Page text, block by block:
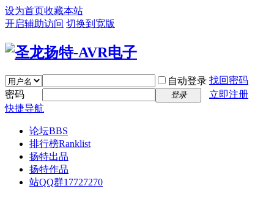
设为首页收藏本站
开启辅助访问 切换到宽版
自动登录 找回密码
密码
登录
立即注册
快捷导航
论坛BBS
排行榜Ranklist
扬特出品
扬特作品
站QQ群17727270